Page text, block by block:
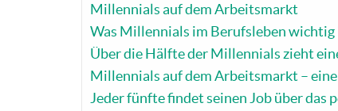
Millennials auf dem Arbeitsmarkt
Was Millennials im Berufsleben wichtig
Über die Hälfte der Millennials zieht
Millennials auf dem Arbeitsmarkt –
Jeder fünfte findet seinen Job über das